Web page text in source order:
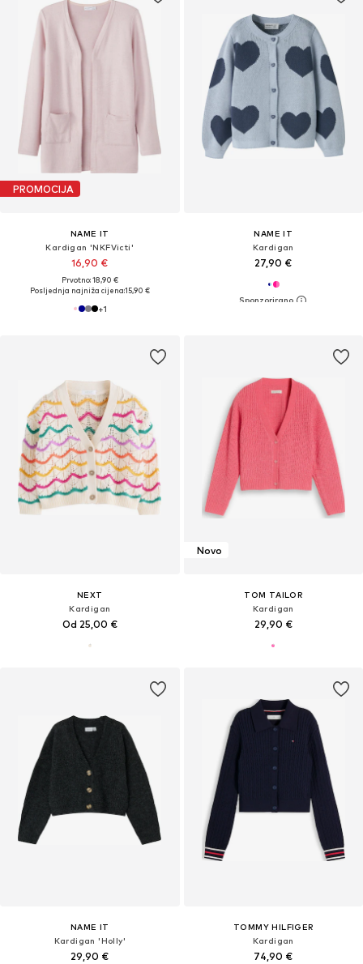
PROMOCIJA
NAME IT
Kardigan 'NKFVicti'
16,90 €
Prvotno: 18,90 €
Posljednja najniža cijena:15,90 €
+1
NAME IT
Kardigan
27,90 €
NEXT
Kardigan
Od 25,00 €
Novo
TOM TAILOR
Kardigan
29,90 €
NAME IT
Kardigan 'Holly'
29,90 €
TOMMY HILFIGER
Kardigan
74,90 €